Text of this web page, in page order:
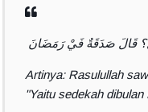
قَالَ صَدَقَةٌ فَيْ رَمَضَانَ
Artinya: Rasulullah
"Yaitu sedekah